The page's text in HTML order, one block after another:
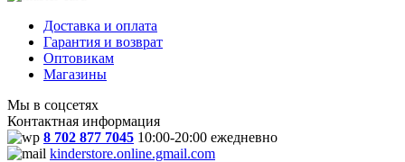
Доставка и оплата
Гарантия и возврат
Оптовикам
Магазины
Мы в соцсетях
Контактная информация
8 702 877 7045 10:00-20:00 ежедневно
kinderstore.online.gmail.com